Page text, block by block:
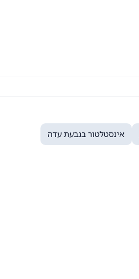
אינסטלטור בגבעת עדה